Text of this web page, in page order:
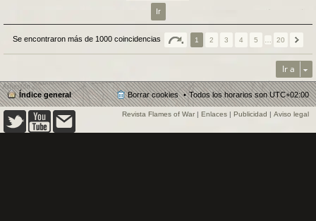
Se encontraron más de 1000 coincidencias 1 2 3 4 5 20
Ir a
Índice general Todos los horarios sonUTC+02:00
Borrar cookies
Revista Flames of War | Enlaces | Publicidad | Aviso legal